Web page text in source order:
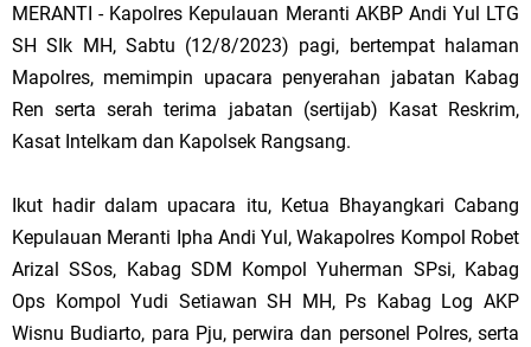
MERANTI - Kapolres Kepulauan Meranti AKBP Andi Yul LTG
SH SIk MH, Sabtu (12/8/2023) pagi, bertempat halaman
Mapolres, memimpin upacara penyerahan jabatan Kabag
Ren serta serah terima jabatan (sertijab) Kasat Reskrim,
Kasat Intelkam dan Kapolsek Rangsang.
Ikut hadir dalam upacara itu, Ketua Bhayangkari Cabang
Kepulauan Meranti Ipha Andi Yul, Wakapolres Kompol Robet
Arizal SSos, Kabag SDM Kompol Yuherman SPsi, Kabag
Ops Kompol Yudi Setiawan SH MH, Ps Kabag Log AKP
Wisnu Budiarto, para Pju, perwira dan personel Polres, serta